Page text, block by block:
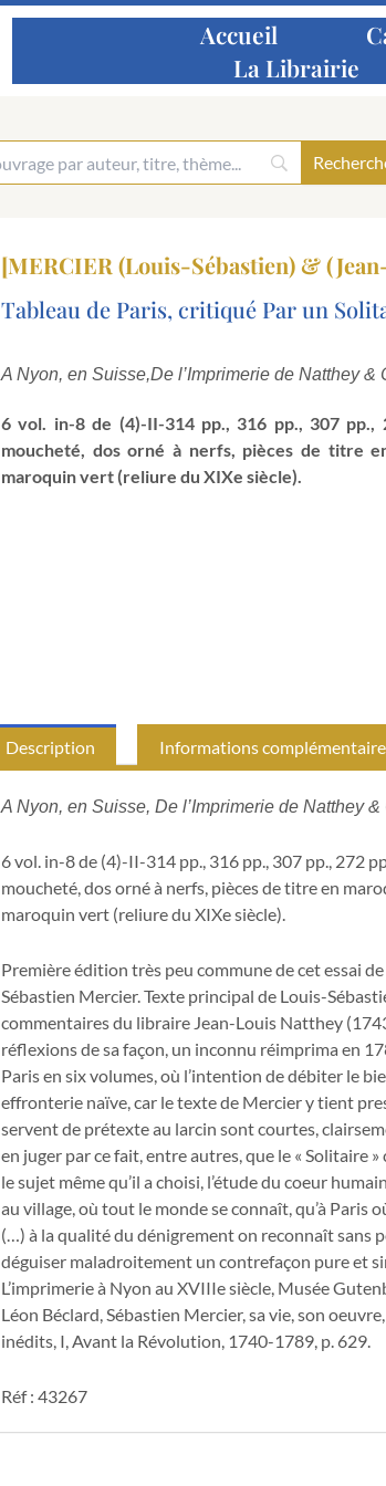
Accueil
La Librairie
[MERCIER (Louis-Sébastien) &
Tableau de Paris, critiqué Par un
A Nyon, en Suisse,De l’Imprimerie de Natthey &
6 vol. in-8 de (4)-II-314 pp., 316 pp., 307 pp.,
moucheté, dos orné à nerfs, pièces de titre
maroquin vert (reliure du XIXe siècle).
Description Informations
A Nyon, en Suisse, De l’Imprimerie de Natthey
6 vol. in-8 de (4)-II-314 pp., 316 pp., 307 pp., 272
moucheté, dos orné à nerfs, pièces de titre en
maroquin vert (reliure du XIXe siècle).
Première édition très peu commune de cet essai
Sébastien Mercier. Texte principal de Louis-
commentaires du libraire Jean-Louis Natthey
réflexions de sa façon, un inconnu réimprima en
Paris en six volumes, où l’intention de débiter le
effronterie naïve, car le texte de Mercier y tient
servent de prétexte au larcin sont courtes,
en juger par ce fait, entre autres, que le « Solitaire
le sujet même qu’il a choisi, l’étude du coeur
au village, où tout le monde se connaît, qu’à Paris
(…) à la qualité du dénigrement on reconnaît sans
déguiser maladroitement un contrefaçon pure et
L’imprimerie à Nyon au XVIIIe siècle, Musée
Léon Béclard, Sébastien Mercier, sa vie, son
inédits, I, Avant la Révolution, 1740-1789, p. 629.
Réf : 43267